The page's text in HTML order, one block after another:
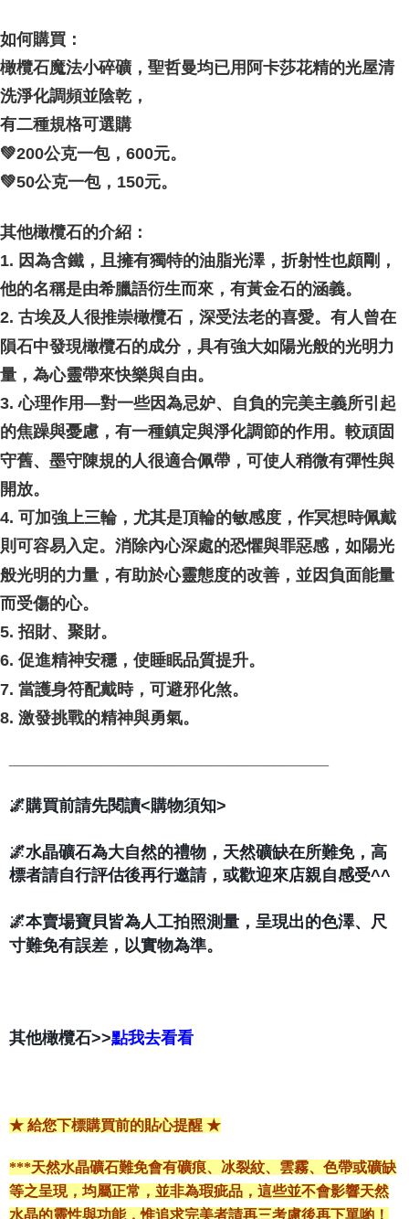
如何購買：
橄欖石魔法小碎礦，聖哲曼均已用阿卡莎花精的光屋清
洗淨化調頻並陰乾，
有二種規格可選購
💚200公克一包，600元。
💚50公克一包，150元。
其他橄欖石的介紹：
1. 因為含鐵，且擁有獨特的油脂光澤，折射性也頗剛，
他的名稱是由希臘語衍生而來，有黃金石的涵義。
2. 古埃及人很推崇橄欖石，深受法老的喜愛。有人曾在
隕石中發現橄欖石的成分，具有強大如陽光般的光明力
量，為心靈帶來快樂與自由。
3. 心理作用—對一些因為忌妒、自負的完美主義所引起
的焦躁與憂慮，有一種鎮定與淨化調節的作用。較頑固
守舊、墨守陳規的人很適合佩帶，可使人稍微有彈性與
開放。
4. 可加強上三輪，尤其是頂輪的敏感度，作冥想時佩戴
則可容易入定。消除內心深處的恐懼與罪惡感，如陽光
般光明的力量，有助於心靈態度的改善，並因負面能量
而受傷的心。
5. 招財、聚財。
6. 促進精神安穩，使睡眠品質提升。
7. 當護身符配戴時，可避邪化煞。
8. 激發挑戰的精神與勇氣。
🌌購買前請先閱讀<購物須知>
🌌水晶礦石為大自然的禮物，天然礦缺在所難免，高
標者請自行評估後再行邀請，或歡迎來店親自感受^^
🌌本賣場寶貝皆為人工拍照測量，呈現出的色澤、尺
寸難免有誤差，以實物為準。
其他橄欖石>>點我去看看
★ 給您下標購買前的貼心提醒 ★
***天然水晶礦石難免會有礦痕、冰裂紋、雲霧、色帶或礦缺
等之呈現，均屬正常，並非為瑕疵品，這些並不會影響天然
水晶的靈性與功能，惟追求完美者請再三考慮後再下單喲！